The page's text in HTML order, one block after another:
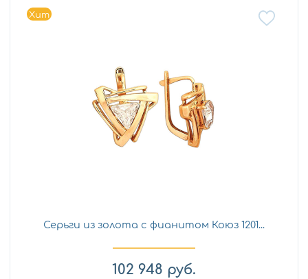
Хит
Серьги из золота с фианитом Коюз 1201...
102 948 руб.